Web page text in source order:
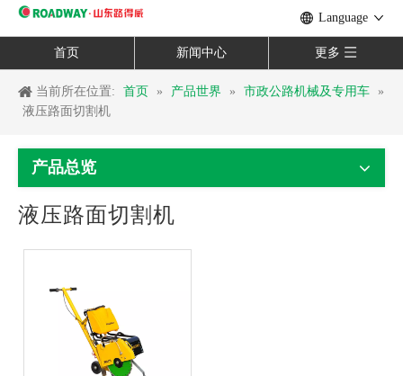
Language
首页 新闻中心 更多
当前所在位置: 首页 » 产品世界 » 市政公路机械及专用车
»
液压路面切割机
产品总览
液压路面切割机